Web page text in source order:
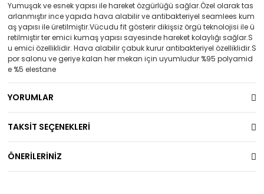
Yumuşak ve esnek yapısı ile hareket özgürlüğü sağlar.Özel olarak tas
arlanmıştır ince yapıda hava alabilir ve antibakteriyel seamlees kum
aş yapısı ile üretilmiştir.Vücudu fit gösterir dikişsiz örgü teknolojisi ile ü
retilmiştir ter emici kumaş yapısı sayesinde hareket kolaylığı sağlar.S
u emici özelliklidir. Hava alabilir çabuk kurur antibakteriyel özelliklidir.S
por salonu ve geriye kalan her mekan için uyumludur %95 polyamid
e %5 elestane
YORUMLAR
TAKSİT SEÇENEKLERİ
ÖNERİLERİNİZ